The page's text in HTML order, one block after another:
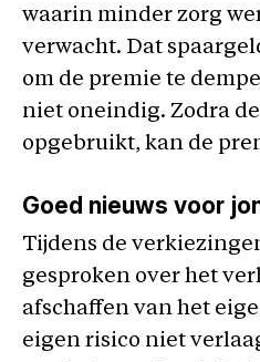
waarin minder zorg
verwacht. Dat
om de premie te
niet oneindig. Zodra
opgebruikt, kan de
Goed nieuws voor
Tijdens de
gesproken over het
afschaffen van het
eigen risico niet